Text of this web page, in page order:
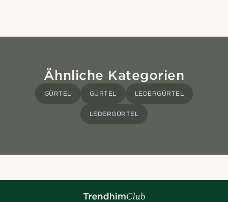
Ähnliche Kategorien
GÜRTEL GÜRTEL LEDERGÜRTEL
LEDERGÜRTEL